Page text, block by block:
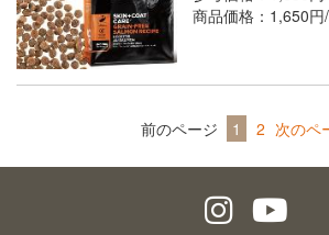
商品価格：1,650円/
前のページ 1 2 次のペ